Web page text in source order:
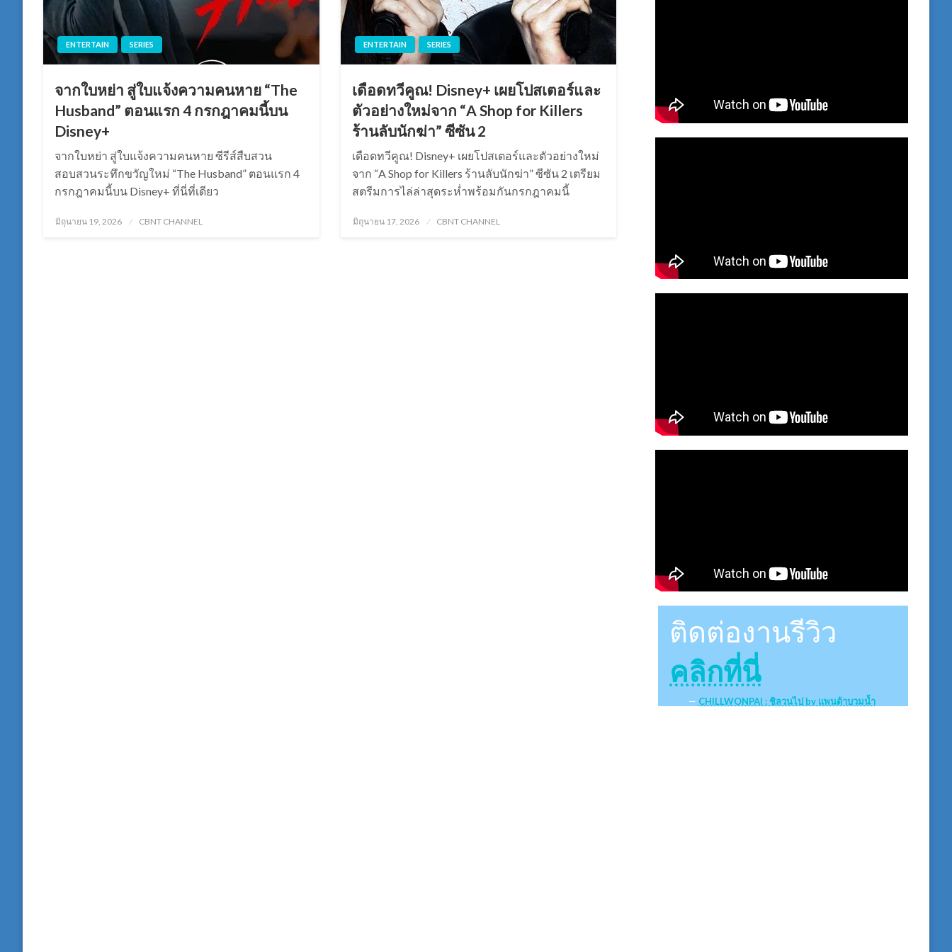
ENTERTAIN SERIES
จากใบหย่า สู่ใบแจ้งความคนหาย “The
Husband” ตอนแรก 4 กรกฎาคมนี้บน
Disney+
จากใบหย่า สู่ใบแจ้งความคนหาย ซีรีส์สืบสวน
สอบสวนระทึกขวัญใหม่ “The Husband” ตอนแรก 4
กรกฎาคมนี้บน Disney+ ที่นี่ที่เดียว
Posted
on
มิถุนายน 19, 2026 CBNT CHANNEL
ENTERTAIN SERIES
เดือดทวีคูณ! Disney+ เผยโปสเตอร์และ
ตัวอย่างใหม่จาก “A Shop for Killers
ร้านลับนักฆ่า” ซีซัน 2
เดือดทวีคูณ! Disney+ เผยโปสเตอร์และตัวอย่างใหม่
จาก “A Shop for Killers ร้านลับนักฆ่า” ซีซัน 2 เตรียม
สตรีมการไล่ล่าสุดระห่ำพร้อมกันกรกฎาคมนี้
Posted
on
มิถุนายน 17, 2026 CBNT CHANNEL
ติดต่องานรีวิว
คลิกที่นี่
CHILLWONPAI : ชิลวนไป by แพนด้าบวมน้ำ